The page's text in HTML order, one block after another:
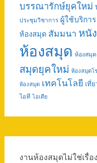
บรรณารักษ์ยุคใหม่
ประชุมวิชาการ ผู้ใช้บริการ
ห้องสมุด สัมมนา หนั
ห้องสมุด ห้องสมุ
สมุดยุคใหม่ ห้องสมุดโ
ห้องสมุด เทคโนโลยี เที่
ไอที ไอเดีย
งานห้องสมุดไม่ใช่เรื่